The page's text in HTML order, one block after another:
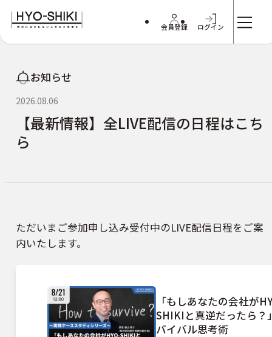
会員登録 ログイン
お知らせ
2026.08.06
【最新情報】全LIVE配信の日程はこち
ら
ただいまご参加申し込み受付中のLIVE配信日程をご案
内いたします。
「もしあなたの会社が
SHIKIと真逆だったら？
バイバル思考術